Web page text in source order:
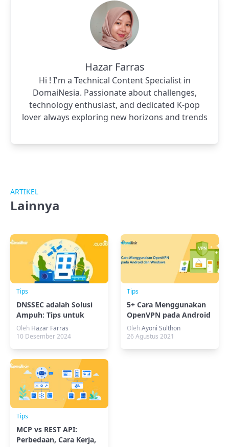
Hazar Farras
Hi ! I'm a Technical Content Specialist in
DomaiNesia. Passionate about challenges,
technology enthusiast, and dedicated K-pop
lover always exploring new horizons and trends
ARTIKEL
Lainnya
Tips
DNSSEC adalah Solusi
Ampuh: Tips untuk
Internet Lebih Aman
Oleh Hazar Farras
10 Desember 2024
Tips
5+ Cara Menggunakan
OpenVPN pada Android
dan Windows Mudah
OlehAyoni Sulthon
26 Agustus 2021
Tips
MCP vs REST API:
Perbedaan, Cara Kerja,